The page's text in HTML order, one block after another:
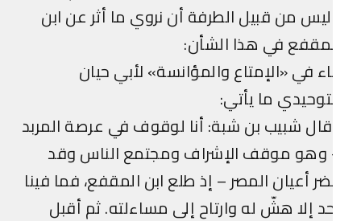
من قبيل الطرفة أن نروي ما أثر عن ابن
في هذا الشأن:
في «الإمتاع والمؤانسة» لأبي حيان
ما يأتي:
شبيب بن شبة: أنا لوقوف في عرصة المربد
موقف الإشراف ومجتمع الناس وقد
أعيان المصر – إذ طلع ابن المقفع، فما فينا
إلا هشّ له وارتاح إلى مساءلته. ثم أقبل